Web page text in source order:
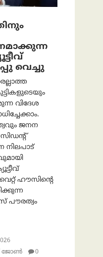
വെച്ചു
വിദേശ
ജനന
ഹൗസിന്റെ
പൗരത്വം
ജോൺ
0